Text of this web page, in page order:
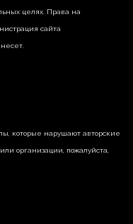
целях. Права на
сайта
которые нарушают авторские
организации, пожалуйста,